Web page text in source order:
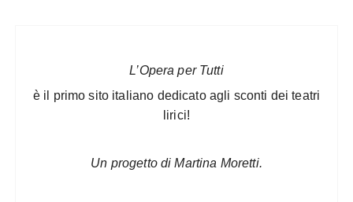
L’Opera per Tutti
è il primo sito italiano dedicato agli sconti dei teatri
lirici!
Un progetto di Martina Moretti.